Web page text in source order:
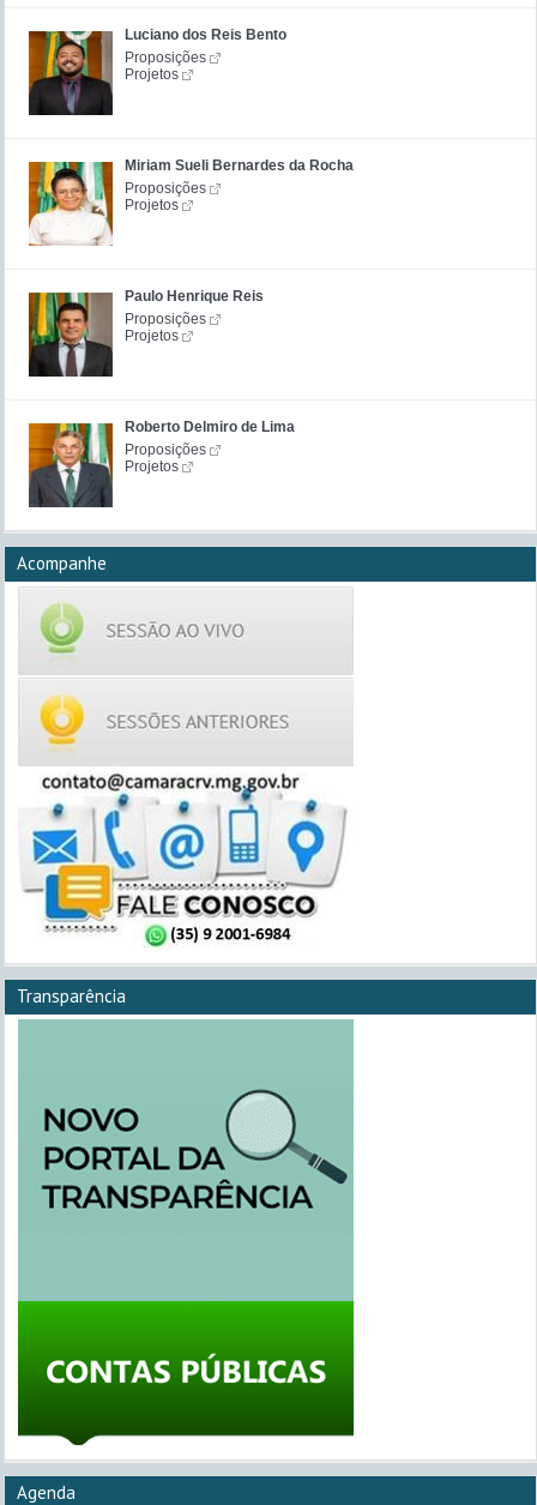
Luciano dos Reis Bento
Proposições
Projetos
Miriam Sueli Bernardes da Rocha
Proposições
Projetos
Paulo Henrique Reis
Proposições
Projetos
Roberto Delmiro de Lima
Proposições
Projetos
Acompanhe
Transparência
Agenda